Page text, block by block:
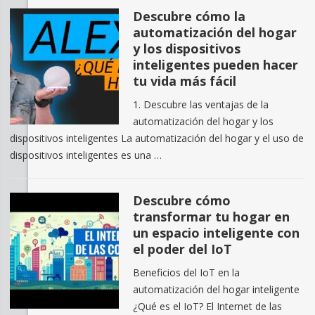
Descubre cómo la
automatización del hogar
y los dispositivos
inteligentes pueden hacer
tu vida más fácil
1. Descubre las ventajas de la
automatización del hogar y los
dispositivos inteligentes La automatización del hogar y el uso de
dispositivos inteligentes es una …
Descubre cómo
transformar tu hogar en
un espacio inteligente con
el poder del IoT
Beneficios del IoT en la
automatización del hogar inteligente
¿Qué es el IoT? El Internet de las